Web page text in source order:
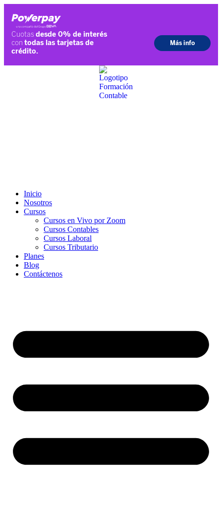
Inicio
Nosotros
Cursos
Cursos en Vivo por Zoom
Cursos Contables
Cursos Laboral
Cursos Tributario
Planes
Blog
Contáctenos